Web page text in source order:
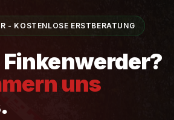
- KOSTENLOSE ERSTBERATUNG
Finkenwerder?
uns